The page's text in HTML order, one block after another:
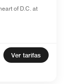
of D.C. at
Ver tarifas